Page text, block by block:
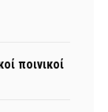
ποινικοί